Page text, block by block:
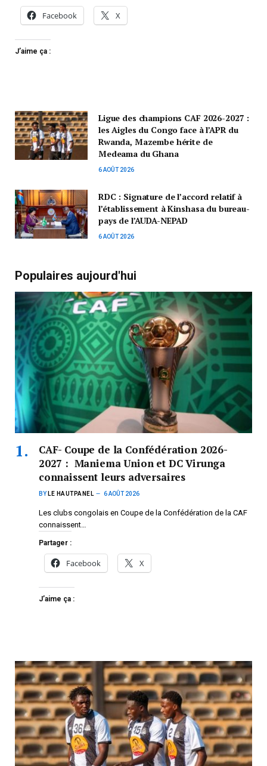
Facebook X
J’aime ça :
Ligue des champions CAF 2026-2027 :
les Aigles du Congo face à l’APR du
Rwanda, Mazembe hérite de
Medeama du Ghana
6 AOÛT 2026
RDC : Signature de l’accord relatif à
l’établissement à Kinshasa du bureau-
pays de l’AUDA-NEPAD
6 AOÛT 2026
Populaires aujourd'hui
CAF- Coupe de la Confédération 2026-
2027 : Maniema Union et DC Virunga
connaissent leurs adversaires
BY LE HAUTPANEL 6 AOÛT 2026
Les clubs congolais en Coupe de la Confédération de la CAF
connaissent…
Partager :
Facebook X
J’aime ça :